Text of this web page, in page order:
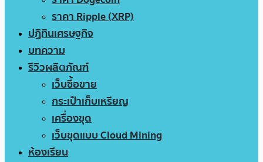
ราคา Ripple (XRP)
ปฏิทินเศรษฐกิจ
บทความ
รีวิวผลิตภัณฑ์
เว็บซื้อขาย
กระเป๋าเก็บเหรียญ
เครื่องขุด
เว็บขุดแบบ Cloud Mining
ห้องเรียน